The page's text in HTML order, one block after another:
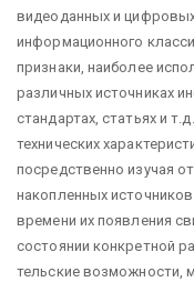
видеоданных и
информационного
признаки, наиболее
различных ис­точниках
стандартах, статьях и
технических
посредственно изучая
накопленных
времени их появления
состоянии конкретной
тельские возможности,